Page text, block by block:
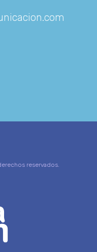
reservados.